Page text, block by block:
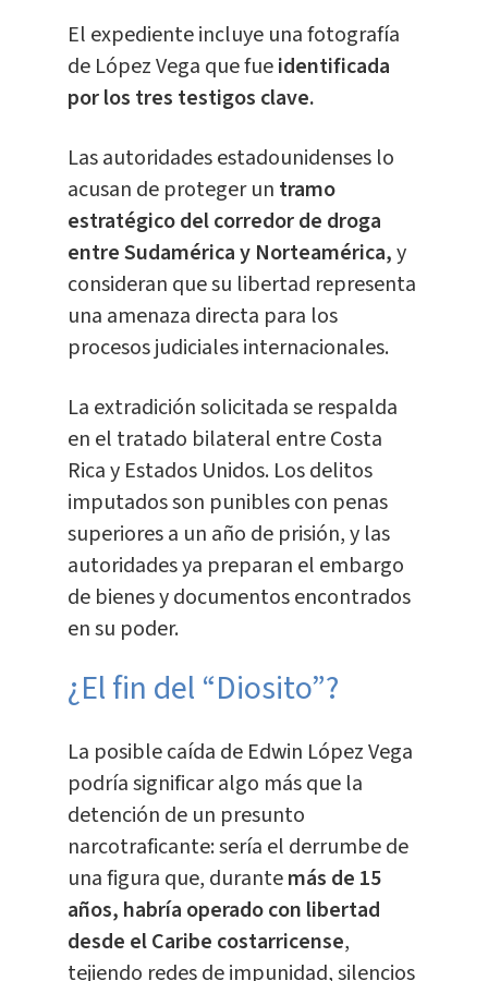
El expediente incluye una fotografía
de López Vega que fueidentificada
por los tres testigos clave.
Las autoridades estadounidenses lo
acusan de proteger un tramo
estratégico del corredor de droga
entre Sudamérica y Norteamérica,y
consideran que su libertad representa
una amenaza directa para los
procesos judiciales internacionales.
La extradición solicitada se respalda
en el tratado bilateral entre Costa
Rica y Estados Unidos. Los delitos
imputados son punibles con penas
superiores a un año de prisión, y las
autoridades ya preparan el embargo
de bienes y documentos encontrados
en su poder.
¿El fin del “Diosito”?
La posible caída de Edwin López Vega
podría significar algo más que la
detención de un presunto
narcotraficante: sería el derrumbe de
una figura que, durantemás de 15
años, habría operado con libertad
desde el Caribe costarricense,
tejiendo redes de impunidad, silencios